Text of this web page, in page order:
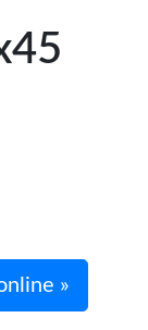
»